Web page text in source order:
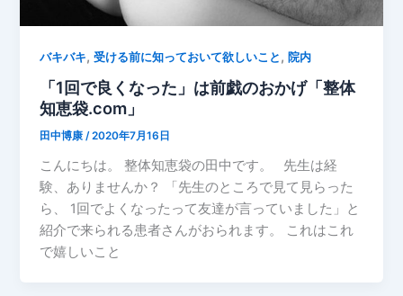
バキバキ,受ける前に知っておいて欲しいこと ,院内
「1回で良くなった」は前戯のおかげ「整体
知恵袋.com」
田中博康/2020年7月16日
こんにちは。 整体知恵袋の田中です。 先生は経
験、ありませんか？ 「先生のところで見て見らった
ら、 1回でよくなったって友達が言っていました」と
紹介で来られる患者さんがおられます。 これはこれ
で嬉しいこと